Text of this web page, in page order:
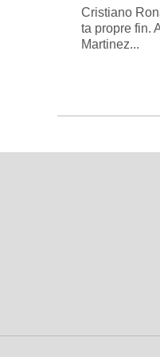
Cristiano
ta propre fin.
Martinez...